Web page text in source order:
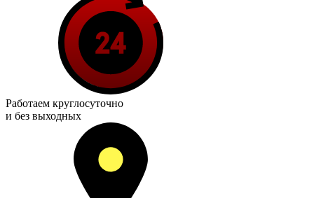
Работаем круглосуточно
и без выходных